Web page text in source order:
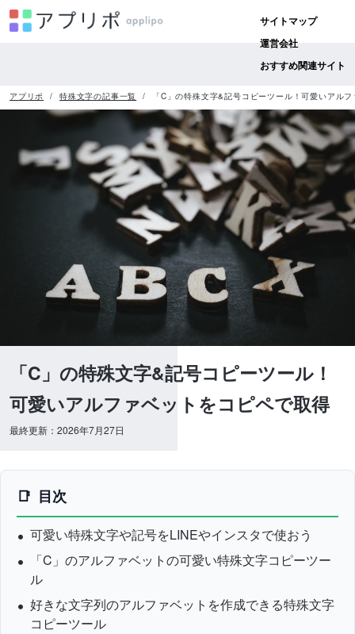
サイトマップ
運営会社
おすすめ関連サイト
アプリポ 特殊文字の記事一覧 「C」の特殊文字&記号コピーツール！可愛いアル
「C」の特殊文字&記号コピーツール！
可愛いアルファベットをコピペで取得
最終更新：2026年7月27日
目次
可愛い特殊文字や記号をLINEやインスタで使おう
「C」のアルファベットの可愛い特殊文字コピーツー
ル
好きな文字列のアルファベットを作成できる特殊文字
コピーツール